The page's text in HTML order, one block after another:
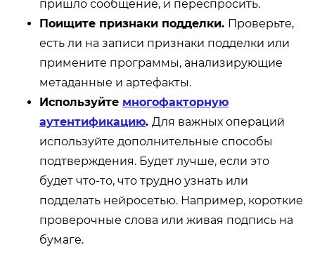
пришло сообщение, и переспросить.
Поищите признаки подделки. Проверьте,
есть ли на записи признаки подделки или
примените программы, анализирующие
метаданные и артефакты.
Используйте многофакторную
аутентификацию. Для важных операций
используйте дополнительные способы
подтверждения. Будет лучше, если это
будет что-то, что трудно узнать или
подделать нейросетью. Например, короткие
проверочные слова или живая подпись на
бумаге.